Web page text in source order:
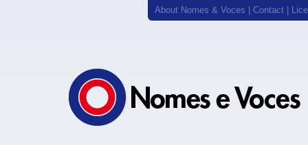
About Nomes & Voces Contact